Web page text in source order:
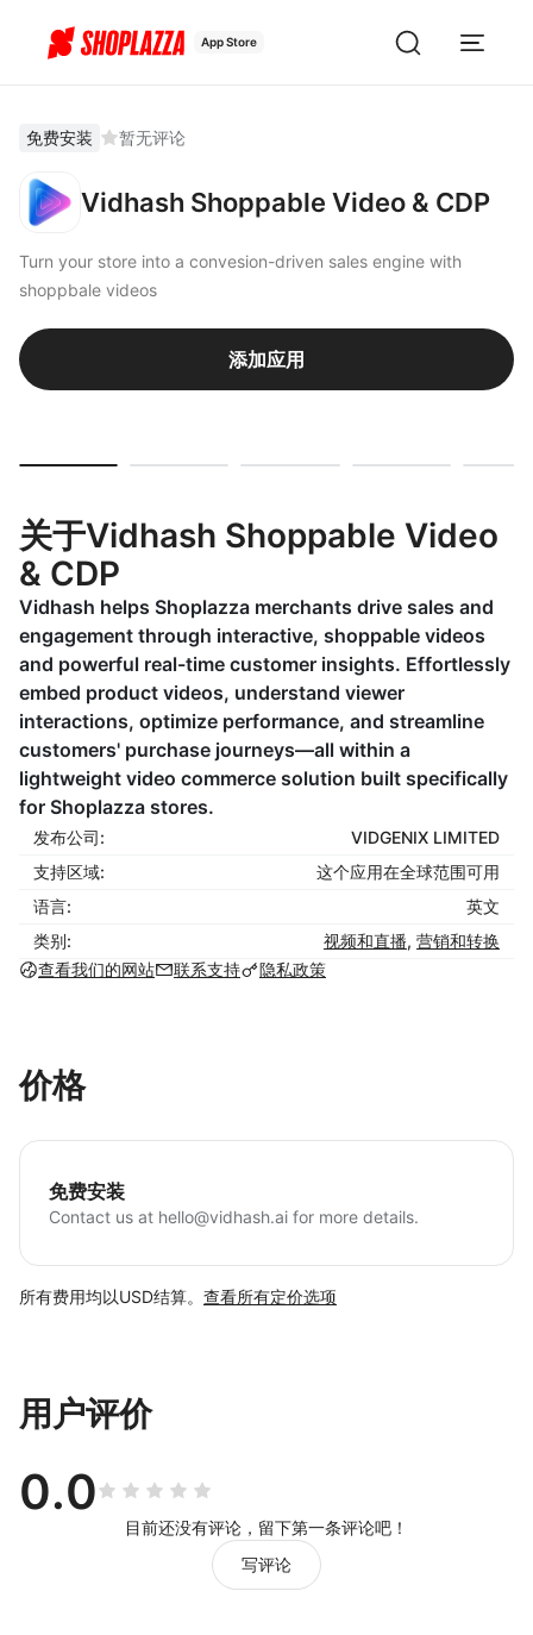
App Store
免费安装 暂无评论
Vidhash Shoppable Video & CDP
Turn your store into a convesion-driven sales engine with
shoppbale videos
添加应用
关于Vidhash Shoppable Video
& CDP
Vidhash helps Shoplazza merchants drive sales and
engagement through interactive, shoppable videos
and powerful real-time customer insights. Effortlessly
embed product videos, understand viewer
interactions, optimize performance, and streamline
customers' purchase journeys—all within a
lightweight video commerce solution built specifically
for Shoplazza stores.
发布公司:
VIDGENIX LIMITED
支持区域:
这个应用在全球范围可用
语言:
英文
类别:
视频和直播, 营销和转换
查看我们的网站
联系支持 隐私政策
价格
免费安装
Contact us at hello@vidhash.ai for more details.
所有费用均以USD结算。 查看所有定价选项
用户评价
0.0
目前还没有评论，留下第一条评论吧！
写评论